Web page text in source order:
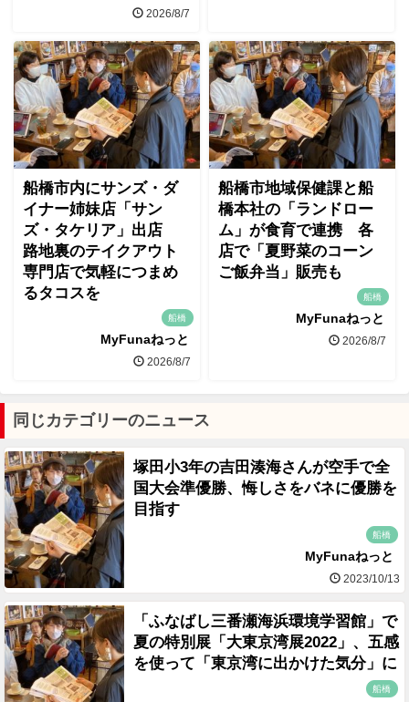
2026/8/7
船橋市内にサンズ・ダ
イナー姉妹店「サン
ズ・タケリア」出店
路地裏のテイクアウト
専門店で気軽につまめ
るタコスを
船橋
MyFunaねっと
2026/8/7
船橋市地域保健課と船
橋本社の「ランドロー
ム」が食育で連携 各
店で「夏野菜のコーン
ご飯弁当」販売も
船橋
MyFunaねっと
2026/8/7
同じカテゴリーのニュース
塚田小3年の吉田湊海さんが空手で全
国大会準優勝、悔しさをバネに優勝を
目指す
船橋
MyFunaねっと
2023/10/13
「ふなばし三番瀬海浜環境学習館」で
夏の特別展「大東京湾展2022」、五感
を使って「東京湾に出かけた気分」に
船橋